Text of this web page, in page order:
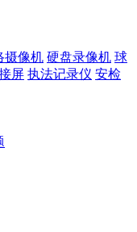
摄像机 硬盘录像机 球
屏 执法记录仪 安检